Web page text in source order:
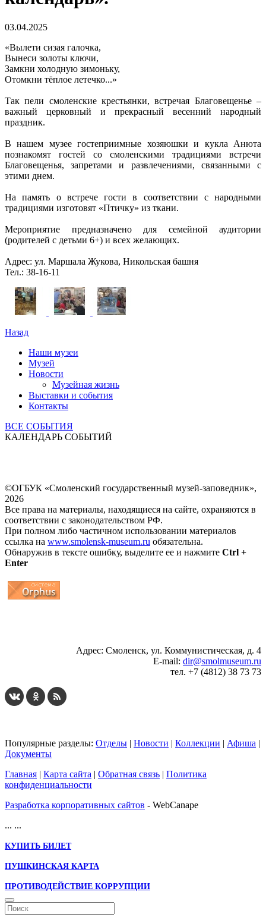
03.04.2025
«Вылети сизая галочка,
Вынеси золоты ключи,
Замкни холодную зимоньку,
Отомкни тёплое летечко...»
Так пели смоленские крестьянки, встречая Благовещенье –
важный церковный и прекрасный весенний народный
праздник.
В нашем музее гостеприимные хозяюшки и кукла Анюта
познакомят гостей со смоленскими традициями встречи
Благовещенья, запретами и развлечениями, связанными с
этими днем.
На память о встрече гости в соответствии с народными
традициями изготовят «Птичку» из ткани.
Мероприятие предназначено для семейной аудитории
(родителей с детьми 6+) и всех желающих.
Адрес: ул. Маршала Жукова, Никольская башня
Тел.: 38-16-11
Назад
Наши музеи
Музей
Новости
Музейная жизнь
Выставки и события
Контакты
ВСЕ СОБЫТИЯ
КАЛЕНДАРЬ СОБЫТИЙ
©ОГБУК «Смоленский государственный музей-заповедник»,
2026
Все права на материалы, находящиеся на сайте, охраняются в
соответствии с законодательством РФ.
При полном либо частичном использовании материалов
ссылка на www.smolensk-museum.ru обязательна.
Обнаружив в тексте ошибку, выделите ее и нажмите Ctrl +
Enter
Адрес: Смоленск, ул. Коммунистическая, д. 4
E-mail: dir@smolmuseum.ru
тел. +7 (4812) 38 73 73
Популярные разделы: Отделы | Новости | Коллекции | Афиша |
Документы
Главная | Карта сайта | Обратная связь | Политика
конфиденциальности
Разработка корпоративных сайтов - WebCanape
... ...
КУПИТЬ БИЛЕТ
ПУШКИНСКАЯ КАРТА
ПРОТИВОДЕЙСТВИЕ КОРРУПЦИИ